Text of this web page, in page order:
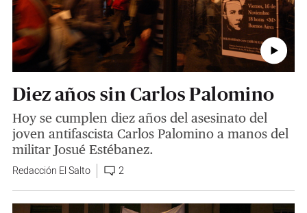
Diez años sin Carlos Palomino
Hoy se cumplen diez años del asesinato del
joven antifascista Carlos Palomino a manos del
militar Josué Estébanez.
Redacción El Salto 2